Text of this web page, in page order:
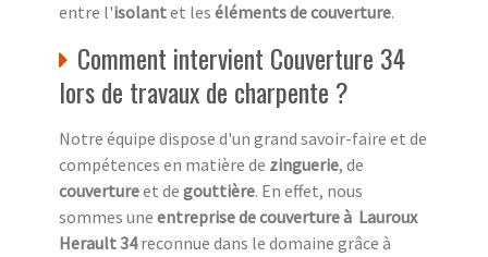
entre l'isolantet les éléments de couverture.
Comment intervient Couverture 34
lors de travaux de charpente ?
Notre équipe dispose d'un grand savoir-faire et de
compétences en matière de zinguerie, de
couvertureet de gouttière. En effet, nous
sommes une entreprise de couverture à Lauroux
Herault 34reconnue dans le domaine grâce à